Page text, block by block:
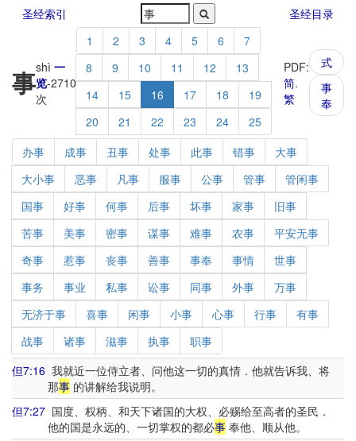
圣经索引 圣经目录
事shì 一
览-2710
次
1 2 3 4 5 6
7
8
9 10 11 12
13
14
15 16 17 18
19
20
21 22 23 24 25
PDF:
简.
繁
式
事
奉
办事 成事 丑事 处事 此事 错事
大事
大小事
恶事 凡事 服事 公事 管事
管闲事
国事
好事 何事 后事 坏事 家事
旧事
苦事
美事 密事 谋事 难事 农事
平安无事
奇事
惹事 丧事 善事 事奉 事情
世事
事务
事业 私事 讼事 同事 外事
万事
无济于事
喜事 闲事 小事 心事 行事
有事
战事
诸事 滋事 执事
职事
但7:16 我就近一位侍立者、问他这一切的真情．他就告诉我、将
那事的讲解给我说明。
但7:27 国度、权柄、和天下诸国的大权、必赐给至高者的圣民．
他的国是永远的、一切掌权的都必事奉他、顺从他。